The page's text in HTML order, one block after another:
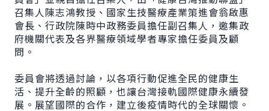
召集人陳志鴻教授、國家生技醫療產業策進會翁啟惠
會長、行政院陳時中政務委員擔任副召集人，邀集政
府機關代表及各界醫療領域學者專家擔任委員及顧
問。
委員會將透過討論，以各項行動促進全民的健康生
活、提升全齡的照顧，也讓台灣接軌國際健康永續發
展。展望國際的合作，建立後疫情時代的全球關懷。